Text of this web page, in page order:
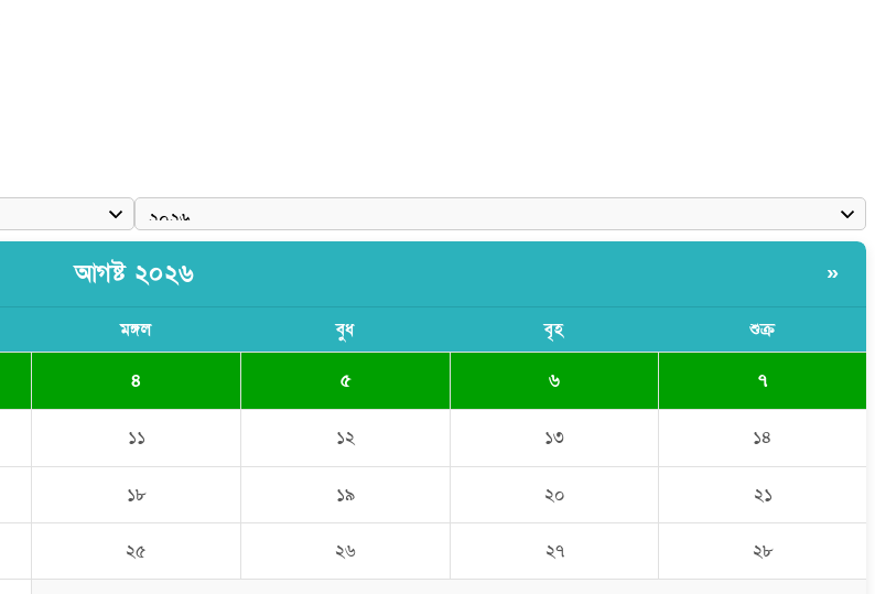
আগষ্ট ২০২৬ »
মঙ্গল বুধ বৃহ শুক্র
৪ ৫ ৬ ৭
১১ ১২ ১৩ ১৪
১৮ ১৯ ২০ ২১
২৫ ২৬ ২৭ ২৮